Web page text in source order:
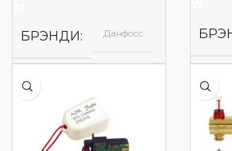
БРЭНДИ Данфосс